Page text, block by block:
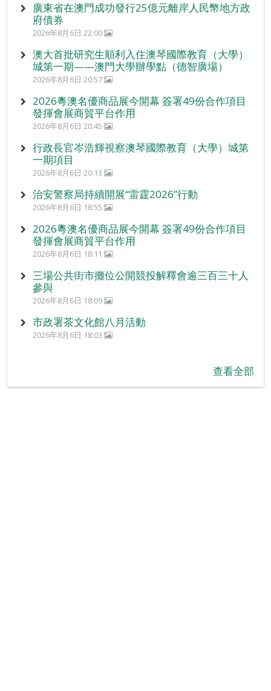
廣東省在澳門成功發行25億元離岸人民幣地方政
府債券
2026年8月6日 22:00
澳大首批研究生順利入住澳琴國際教育（大學）
城第一期——澳門大學辦學點（德智廣場）
2026年8月6日 20:57
2026粵澳名優商品展今開幕 簽署49份合作項目
發揮會展商貿平台作用
2026年8月6日 20:45
行政長官岑浩輝視察澳琴國際教育（大學）城第
一期項目
2026年8月6日 20:13
治安警察局持續開展“雷霆2026”行動
2026年8月6日 18:55
2026粵澳名優商品展今開幕 簽署49份合作項目
發揮會展商貿平台作用
2026年8月6日 18:11
三場公共街市攤位公開競投解釋會逾三百三十人
參與
2026年8月6日 18:09
市政署茶文化館八月活動
2026年8月6日 18:03
查看全部